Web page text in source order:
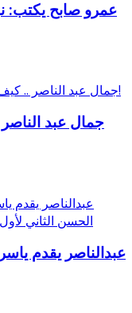
عمرو صابح يكتب:
جمال عبد
عبدالناصر يقدم